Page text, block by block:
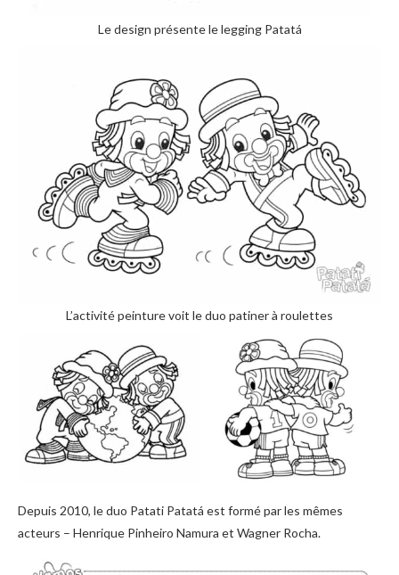
Le design présente le legging Patatá
L’activité peinture voit le duo patiner à roulettes
Depuis 2010, le duo Patati Patatá est formé par les mêmes
acteurs – Henrique Pinheiro Namura et Wagner Rocha.